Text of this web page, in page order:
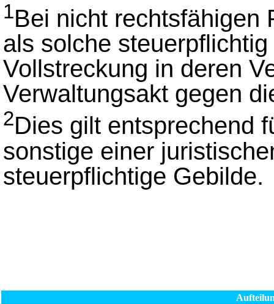
1Bei nicht rechtsfähigen
als solche
Vollstreckung in deren
Verwaltungsakt gegen
2Dies gilt entsprechend
sonstige einer
steuerpflichtige Gebilde.